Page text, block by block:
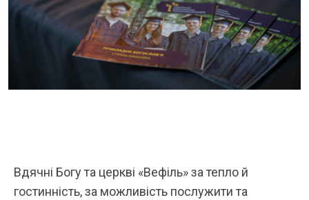
Вдячні Богу та церкві «Вефіль» за тепло й
гостинність, за можливість послужити та